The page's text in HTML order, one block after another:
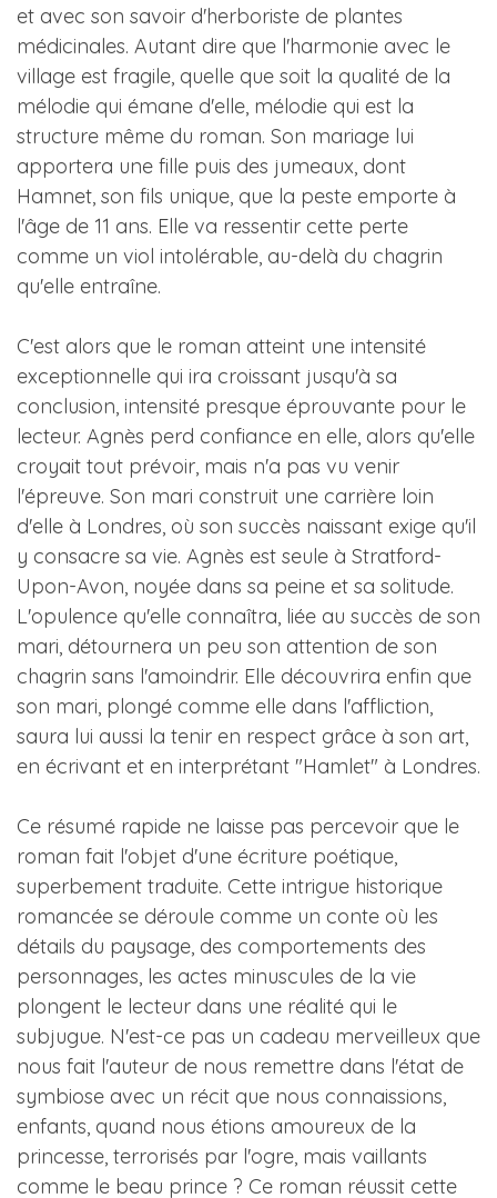
et avec son savoir d'herboriste de plantes
médicinales. Autant dire que l'harmonie avec le
village est fragile, quelle que soit la qualité de la
mélodie qui émane d'elle, mélodie qui est la
structure même du roman. Son mariage lui
apportera une fille puis des jumeaux, dont
Hamnet, son fils unique, que la peste emporte à
l'âge de 11 ans. Elle va ressentir cette perte
comme un viol intolérable, au-delà du chagrin
qu'elle entraîne.
C'est alors que le roman atteint une intensité
exceptionnelle qui ira croissant jusqu'à sa
conclusion, intensité presque éprouvante pour le
lecteur. Agnès perd confiance en elle, alors qu'elle
croyait tout prévoir, mais n'a pas vu venir
l'épreuve. Son mari construit une carrière loin
d'elle à Londres, où son succès naissant exige qu'il
y consacre sa vie. Agnès est seule à Stratford-
Upon-Avon, noyée dans sa peine et sa solitude.
L'opulence qu'elle connaîtra, liée au succès de son
mari, détournera un peu son attention de son
chagrin sans l'amoindrir. Elle découvrira enfin que
son mari, plongé comme elle dans l'affliction,
saura lui aussi la tenir en respect grâce à son art,
en écrivant et en interprétant "Hamlet" à Londres.
Ce résumé rapide ne laisse pas percevoir que le
roman fait l'objet d'une écriture poétique,
superbement traduite. Cette intrigue historique
romancée se déroule comme un conte où les
détails du paysage, des comportements des
personnages, les actes minuscules de la vie
plongent le lecteur dans une réalité qui le
subjugue. N'est-ce pas un cadeau merveilleux que
nous fait l'auteur de nous remettre dans l'état de
symbiose avec un récit que nous connaissions,
enfants, quand nous étions amoureux de la
princesse, terrorisés par l'ogre, mais vaillants
comme le beau prince ? Ce roman réussit cette